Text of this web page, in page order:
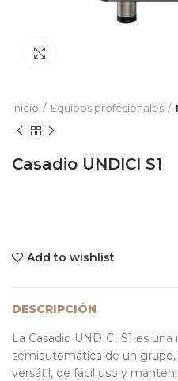
Inicio Equipos profesionales
Casadio UNDICI S1
Add to wishlist
DESCRIPCIÓN
La Casadio UNDICI S1 es
semiautomática de un
versátil, de fácil uso y